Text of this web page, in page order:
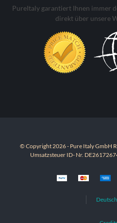
PureItaly garantiert Ihnen immer
direkt über unsere
© Copyright 2026 - Pure Italy GmbH
Umsatzsteuer ID- Nr.
Deutsch